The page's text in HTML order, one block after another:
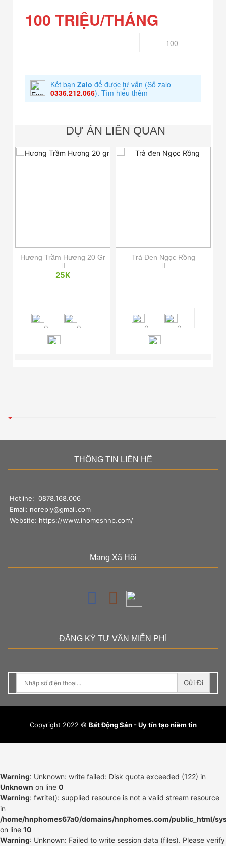
100 TRIỆU/THÁNG
100
Kết bạn Zalo để được tư vấn (Số zalo
0336.212.066). Tìm hiểu thêm
DỰ ÁN LIÊN QUAN
Hương Trầm Hương 20 Gr
25K
0 0
Trà Đen Ngọc Rồng
0 0
THÔNG TIN LIÊN HỆ
Hotline: 0878.168.006
Email: noreply@gmail.com
Website: https://www.ihomeshnp.com/
Mạng Xã Hội
ĐĂNG KÝ TƯ VẤN MIỄN PHÍ
Gửi Đi
Copyright 2022 © Bất Động Sản - Uy tín tạo niềm tin
Warning: Unknown: write failed: Disk quota exceeded (122) in
Unknown on line 0
Warning: fwrite(): supplied resource is not a valid stream resource
in
/home/hnphomes67a0/domains/hnphomes.com/public_html/
on line 10
Warning: Unknown: Failed to write session data (files). Please verify